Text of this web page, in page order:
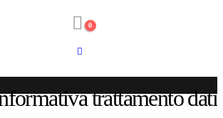
0
trattamento dati